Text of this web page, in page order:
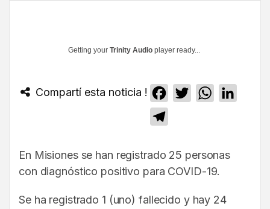
Getting your Trinity Audio player ready...
Compartí esta noticia ! Facebook
TwitterWhatsApp
En Misiones se han registrado 25 personas
con diagnóstico positivo para COVID-19.
Se ha registrado 1 (uno) fallecido y hay 24